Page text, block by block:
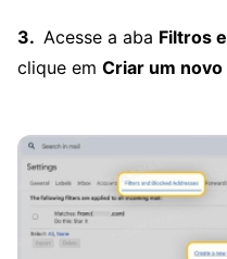
Acesse a aba Filtros
clique em Criar um